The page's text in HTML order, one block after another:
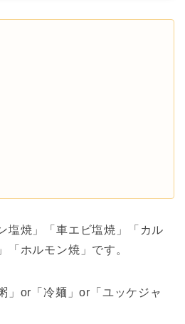
塩焼」「車エビ塩焼」「カル
「ホルモン焼」です。
」or「冷麺」or「ユッケジャ